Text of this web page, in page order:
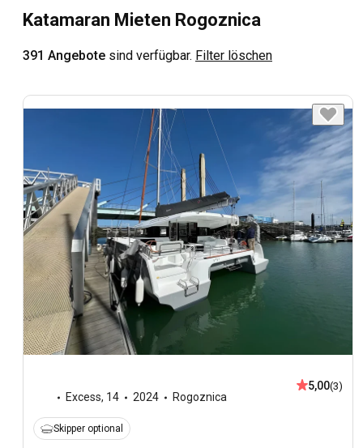
Katamaran Mieten Rogoznica
391 Angebote sind verfügbar. Filter löschen
Excess, 14 2024 Rogoznica
5,00(3)
Skipper optional